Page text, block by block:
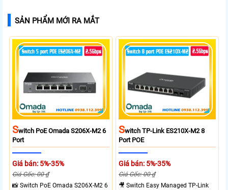
SẢN PHẨM MỚI RA MẮT
SWitch PoE Omada S206X-M2 6
Port
Giá bán: 5%-35%
Giá Gốc: 00 ₫
📸 Switch PoE Omada S206X-M2 6
SWitch TP-Link ES210X-M2 8
Port POE
Giá bán: 5%-35%
Giá Gốc: 00 ₫
🎥 Switch Easy Managed TP-Link